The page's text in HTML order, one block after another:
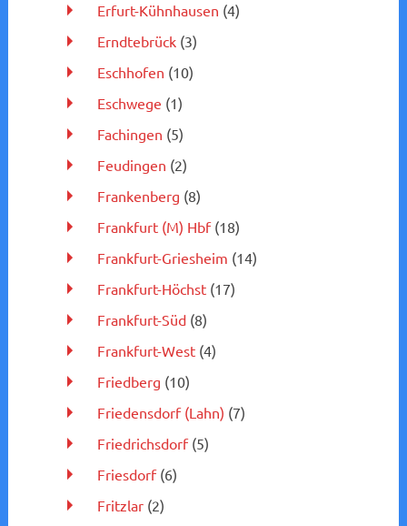
Erfurt-Kühnhausen (4)
Erndtebrück(3)
Eschhofen (10)
Eschwege (1)
Fachingen (5)
Feudingen (2)
Frankenberg (8)
Frankfurt (M) Hbf(18)
Frankfurt-Griesheim (14)
Frankfurt-Höchst(17)
Frankfurt-Süd(8)
Frankfurt-West(4)
Friedberg (10)
Friedensdorf (Lahn) (7)
Friedrichsdorf(5)
Friesdorf(6)
Fritzlar(2)